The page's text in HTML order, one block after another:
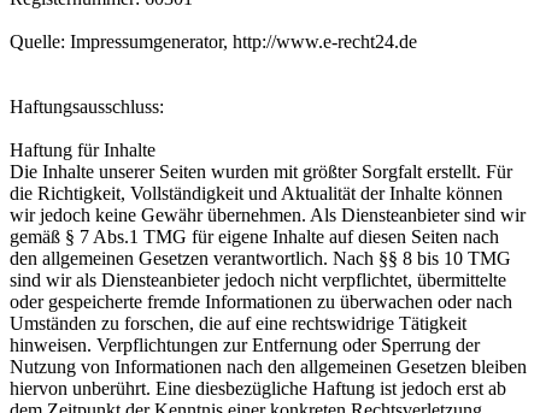
Quelle: Impressumgenerator, http://www.e-recht24.de
Haftungsausschluss:
Haftung für Inhalte
Die Inhalte unserer Seiten wurden mit größter Sorgfalt erstellt. Für
die Richtigkeit, Vollständigkeit und Aktualität der Inhalte können
wir jedoch keine Gewähr übernehmen. Als Diensteanbieter sind wir
gemäß § 7 Abs.1 TMG für eigene Inhalte auf diesen Seiten nach
den allgemeinen Gesetzen verantwortlich. Nach §§ 8 bis 10 TMG
sind wir als Diensteanbieter jedoch nicht verpflichtet, übermittelte
oder gespeicherte fremde Informationen zu überwachen oder nach
Umständen zu forschen, die auf eine rechtswidrige Tätigkeit
hinweisen. Verpflichtungen zur Entfernung oder Sperrung der
Nutzung von Informationen nach den allgemeinen Gesetzen bleiben
hiervon unberührt. Eine diesbezügliche Haftung ist jedoch erst ab